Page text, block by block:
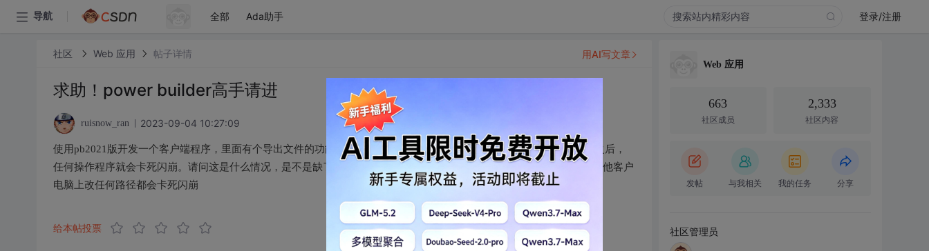
导航 全部 Ada助手 登录/注册
社区 Web 应用 帖子详情
求助！power builder高手请进
ruisnow_ran 2023-09-04 10:27:09
使用pb2021版开发一个客户端程序，里面有个导出文件的功能，导出只能默认在程序文件里，改了其他路径，导出文件之后，
任何操作程序就会卡死闪崩。请问这是什么情况，是不是缺了什么文件？在开发者电脑上打开客户端就可以随意导出，其他客户
电脑上改任何路径都会卡死闪崩
给本帖投票
用AI写文章
Web 应用
663
社区成员
2,333
社区内容
发帖 与我相关 我的任务 分享
社区管理员